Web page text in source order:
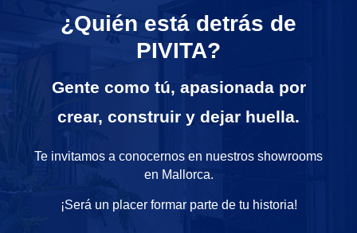
¿Quién está detrás de
PIVITA?
Gente como tú, apasionada por
crear, construir y dejar huella.
Te invitamos a conocernos en nuestros showrooms
en Mallorca.
¡Será un placer formar parte de tu historia!